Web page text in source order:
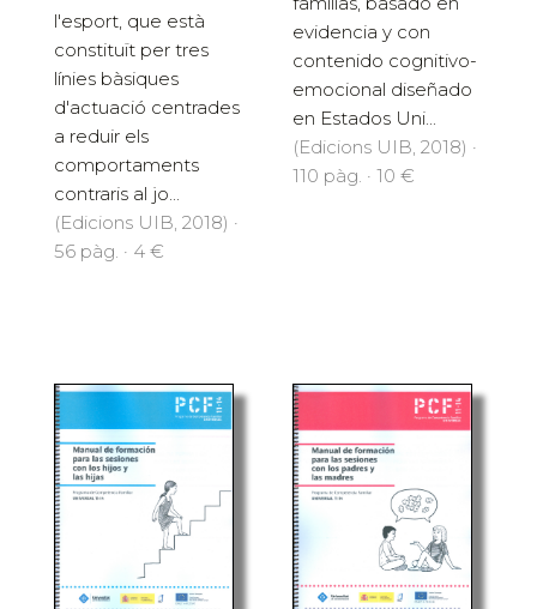
l'esport, que està
constituït per tres
línies bàsiques
d'actuació centrades
a reduir els
comportaments
contraris al jo...
(Edicions UIB, 2018) ·
56 pàg. · 4 €
evidencia y con
contenido cognitivo-
emocional diseñado
en Estados Uni...
(Edicions UIB, 2018) ·
110 pàg. · 10 €